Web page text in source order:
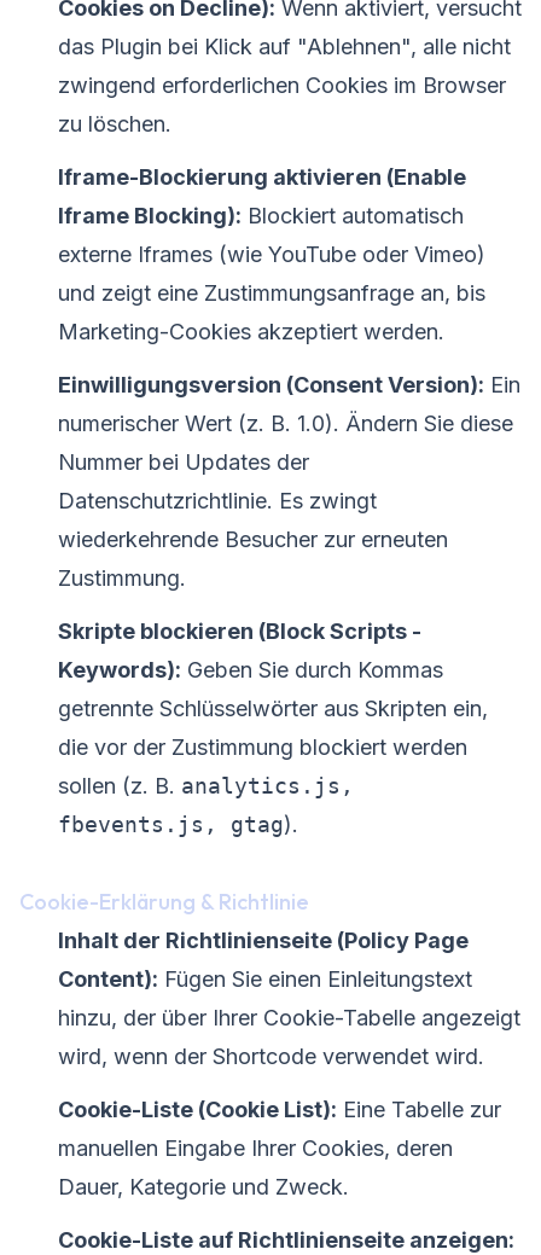
Cookies on Decline): Wenn aktiviert, versucht
das Plugin bei Klick auf "Ablehnen", alle nicht
zwingend erforderlichen Cookies im Browser
zu löschen.
Iframe-Blockierung aktivieren (Enable
Iframe Blocking): Blockiert automatisch
externe Iframes (wie YouTube oder Vimeo)
und zeigt eine Zustimmungsanfrage an, bis
Marketing-Cookies akzeptiert werden.
Einwilligungsversion (Consent Version): Ein
numerischer Wert (z. B. 1.0). Ändern Sie diese
Nummer bei Updates der
Datenschutzrichtlinie. Es zwingt
wiederkehrende Besucher zur erneuten
Zustimmung.
Skripte blockieren (Block Scripts -
Keywords): Geben Sie durch Kommas
getrennte Schlüsselwörter aus Skripten ein,
die vor der Zustimmung blockiert werden
sollen (z. B. analytics.js,
fbevents.js, gtag).
Cookie-Erklärung & Richtlinie
Inhalt der Richtlinienseite (Policy Page
Content): Fügen Sie einen Einleitungstext
hinzu, der über Ihrer Cookie-Tabelle angezeigt
wird, wenn der Shortcode verwendet wird.
Cookie-Liste (Cookie List): Eine Tabelle zur
manuellen Eingabe Ihrer Cookies, deren
Dauer, Kategorie und Zweck.
Cookie-Liste auf Richtlinienseite anzeigen: